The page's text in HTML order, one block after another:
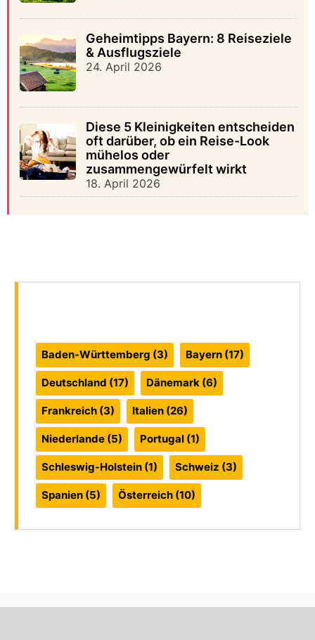
Geheimtipps Bayern: 8 Reiseziele
& Ausflugsziele
24. April 2026
Diese 5 Kleinigkeiten entscheiden
oft darüber, ob ein Reise-Look
mühelos oder
zusammengewürfelt wirkt
18. April 2026
Baden-Württemberg (3) Bayern(17)
Deutschland (17) Dänemark (6)
Frankreich(3) Italien(26)
Niederlande(5) Portugal(1)
Schleswig-Holstein(1) Schweiz (3)
Spanien(5) Österreich(10)